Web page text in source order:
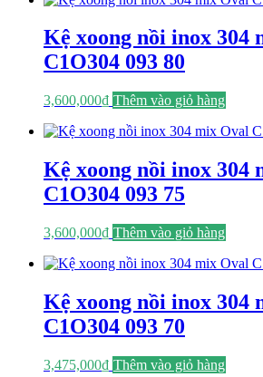
Kệ xoong nồi inox 304
C1O304 093 80
3,600,000₫ Thêm vào giỏ hàng
Kệ xoong nồi inox 304
C1O304 093 75
3,600,000₫ Thêm vào giỏ hàng
Kệ xoong nồi inox 304
C1O304 093 70
3,475,000₫ Thêm vào giỏ hàng